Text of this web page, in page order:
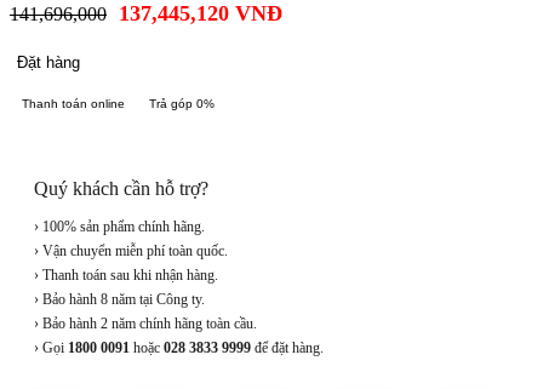
141,696,000 137,445,120 VNĐ
Đặt hàng
Thanh toán online Trả góp 0%
Quý khách cần hỗ trợ?
› 100% sản phẩm chính hãng.
› Vận chuyển miễn phí toàn quốc.
› Thanh toán sau khi nhận hàng.
› Bảo hành 8 năm tại Công ty.
› Bảo hành 2 năm chính hãng toàn cầu.
› Gọi 1800 0091 hoặc 028 3833 9999 để đặt hàng.